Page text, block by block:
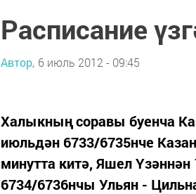
Расписание
Автор, 6 июль 2012 - 09:45
Халыкның соравы буенча
июльдән 6733/6735нче
минутта китә, Яшел Үзәннән
6734/6736нчы Ульян -